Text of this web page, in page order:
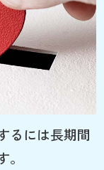
るには長期間